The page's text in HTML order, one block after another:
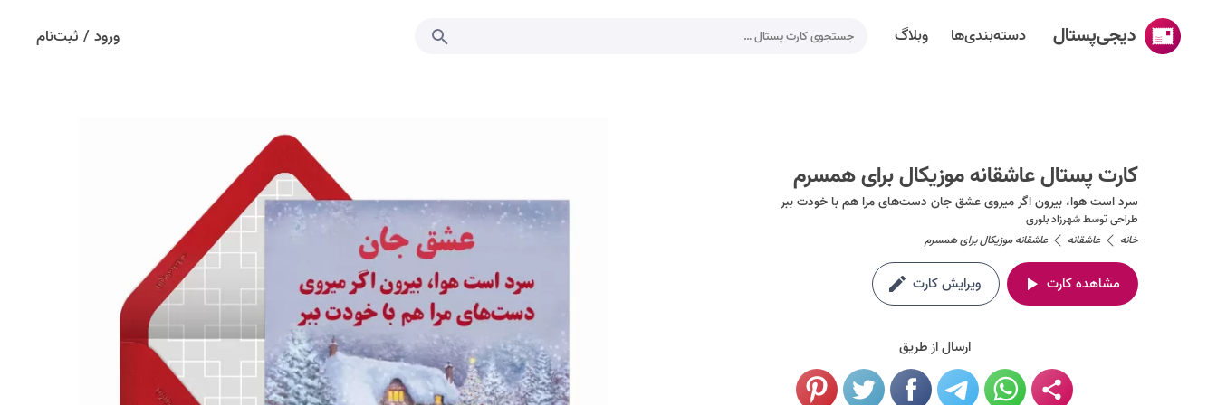
دیجی‌پستال دسته‌بندی‌ها وبلاگ ورود / ثبت‌نام
دسته‌بندی‌ها
تقویم مناسبت ها
کارت پستال عاشقانه موزیکال برای همسرم
سرد است هوا، بیرون اگر میروی عشق جان دست‌های مرا هم با خودت ببر
طراحی توسطشهرزاد بلوری
خانه
عاشقانه عاشقانه موزیکال برای همسرم
مشاهده کارت ویرایش کارت
ارسال از طریق